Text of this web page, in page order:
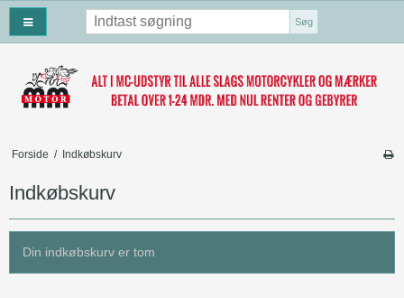
Søg
Forside / Indkøbskurv
Indkøbskurv
Din indkøbskurv er tom